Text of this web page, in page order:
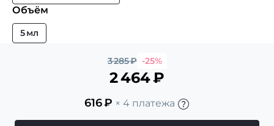
Объём
5 мл
3 285₽ -25%
2 464₽
616₽ × 4 платежа